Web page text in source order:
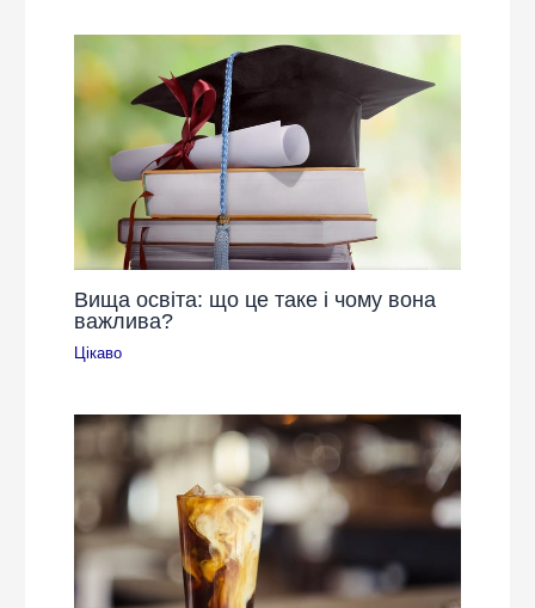
Вища освіта: що це таке і чому вона
важлива?
Цікаво